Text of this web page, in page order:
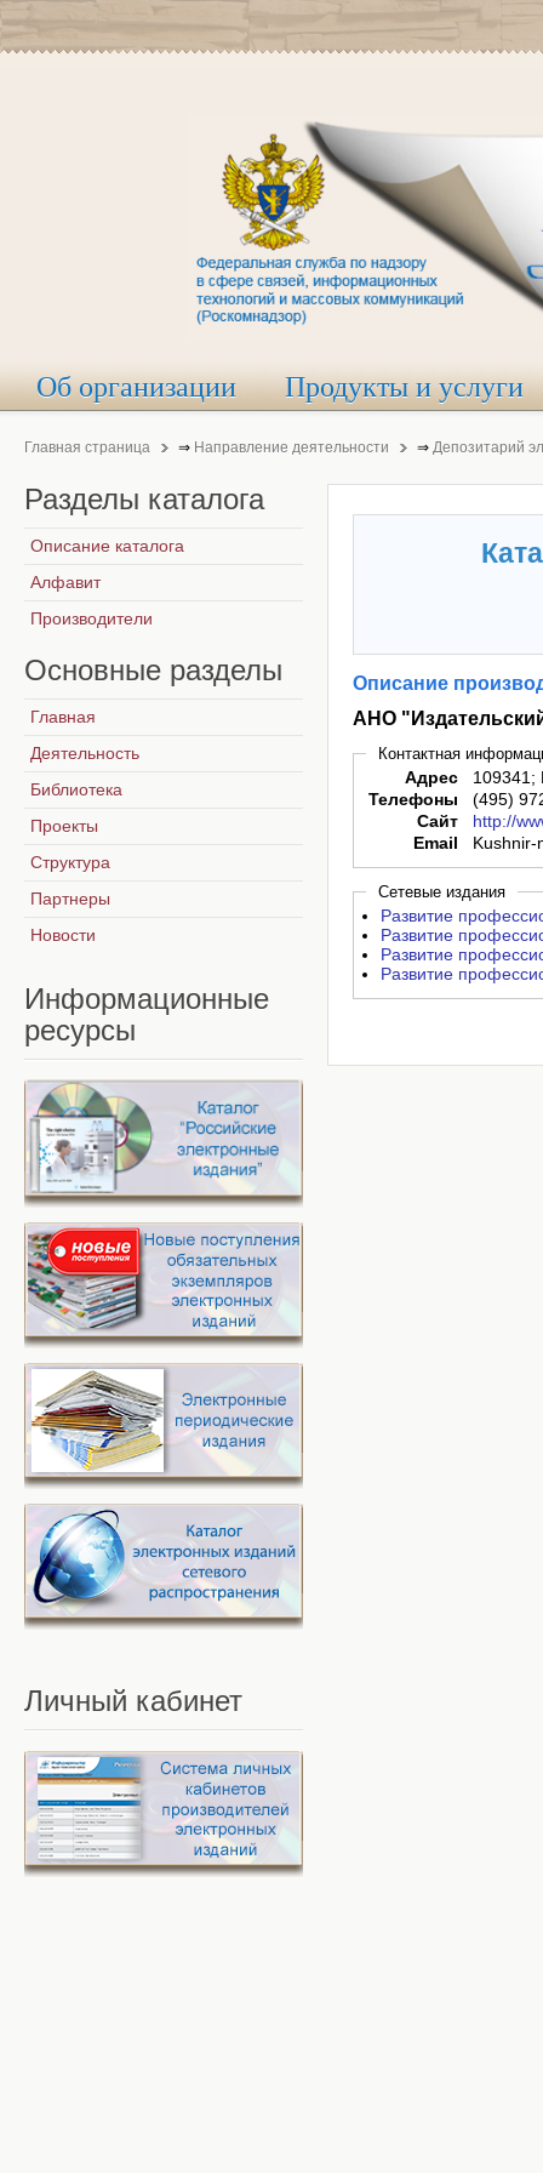
Об организации Продукты и услуги
Главная страница ⇒ Направление деятельности ⇒ Депозитарий
Описание
АНО
Контактная
Адрес
109341;
Телефоны
(495)
Сайт
http://
Email
Kushnir-
Сетевые издания
Развитие
Развитие
Развитие
Развитие
Разделы каталога
Описание каталога
Алфавит
Производители
Основные разделы
Главная
Деятельность
Библиотека
Проекты
Структура
Партнеры
Новости
Информационные
ресурсы
Личный кабинет